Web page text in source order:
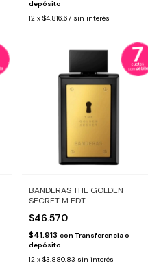
depósito
12 x$4.816,67 sin interés
BANDERAS THE GOLDEN
SECRET M EDT
$46.570
$41.913con Transferencia o
depósito
12 x$3.880,83 sin interés